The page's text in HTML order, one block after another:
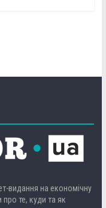
видання на економічну
про те, куди та як